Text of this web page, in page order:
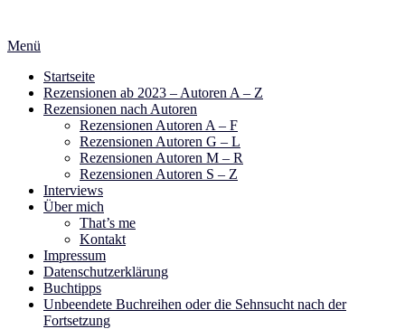
springen
Menü
Startseite
Rezensionen ab 2023 – Autoren A – Z
Rezensionen nach Autoren
Rezensionen Autoren A – F
Rezensionen Autoren G – L
Rezensionen Autoren M – R
Rezensionen Autoren S – Z
Interviews
Über mich
That’s me
Kontakt
Impressum
Datenschutzerklärung
Buchtipps
Unbeendete Buchreihen oder die Sehnsucht nach der
Fortsetzung